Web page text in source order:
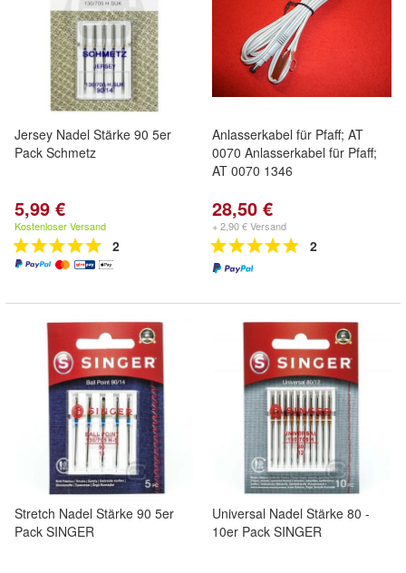
Jersey Nadel Stärke 90 5er
Pack Schmetz
5,99 €
Kostenloser Versand
2
Anlasserkabel für Pfaff; AT
0070 Anlasserkabel für Pfaff;
AT 0070 1346
28,50 €
+ 2,90 € Versand
2
Stretch Nadel Stärke 90 5er
Pack SINGER
Universal Nadel Stärke 80 -
10er Pack SINGER